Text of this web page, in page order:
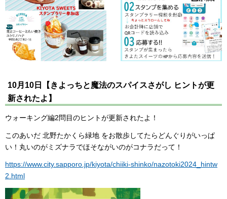
10月10日【きよっちと魔法のスパイスさがし ヒントが更
新されたよ】
ウォーキング編2問目のヒントが更新されたよ！
このあいだ 北野たかくら緑地 をお散歩してたらどんぐりがいっぱ
い！丸いのがミズナラでほそながいのがコナラだって！
https://www.city.sapporo.jp/kiyota/chiiki-shinko/nazotoki2024_hintw
2.html